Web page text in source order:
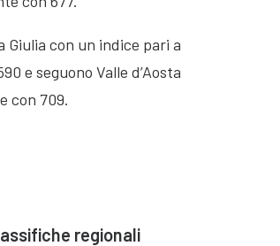
Giulia con un indice pari a
e seguono Valle d’Aosta
con 709.
regionali